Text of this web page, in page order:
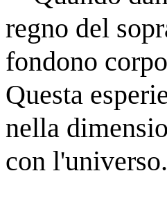
regno del
fondono
Questa
nella
con l'universo.